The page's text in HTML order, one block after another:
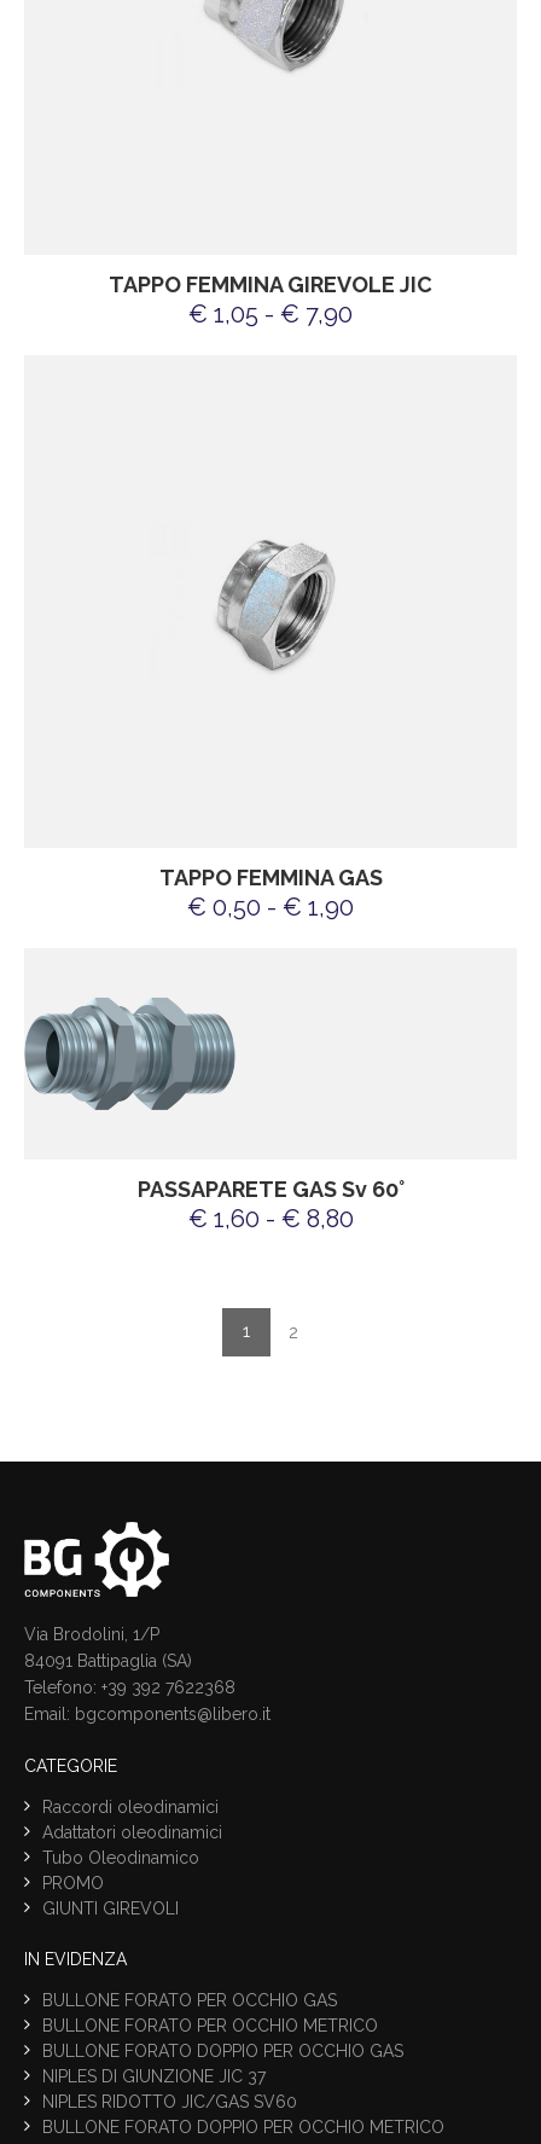
TAPPO FEMMINA GIREVOLE JIC
€ 1,05 - € 7,90
TAPPO FEMMINA GAS
€ 0,50 - € 1,90
PASSAPARETE GAS Sv 60°
€ 1,60 - € 8,80
1 2
Via Brodolini, 1/P
84091 Battipaglia (SA)
Telefono: +39 392 7622368
Email: bgcomponents@libero.it
CATEGORIE
Raccordi oleodinamici
Adattatori oleodinamici
Tubo Oleodinamico
PROMO
GIUNTI GIREVOLI
IN EVIDENZA
BULLONE FORATO PER OCCHIO GAS
BULLONE FORATO PER OCCHIO METRICO
BULLONE FORATO DOPPIO PER OCCHIO GAS
NIPLES DI GIUNZIONE JIC 37
NIPLES RIDOTTO JIC/GAS SV60
BULLONE FORATO DOPPIO PER OCCHIO METRICO